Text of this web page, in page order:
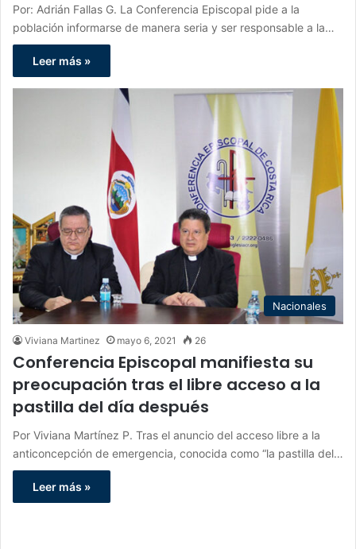
Por: Adrián Fallas G. La Conferencia Episcopal pide a la
población informarse de manera seria y ser responsable a la…
Leer más »
Nacionales
Viviana Martinez mayo 6, 2021 26
Conferencia Episcopal manifiesta su
preocupación tras el libre acceso a la
pastilla del día después
Por Viviana Martínez P. Tras el anuncio del acceso libre a la
anticoncepción de emergencia, conocida como “la pastilla del…
Leer más »